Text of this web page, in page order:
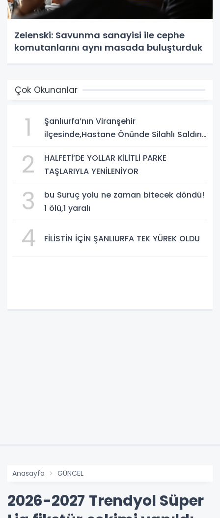
Zelenski: Savunma sanayisi ile cephe
komutanlarını aynı masada buluşturduk
Çok Okunanlar
1
Şanlıurfa’nın Viranşehir
ilçesinde,Hastane Önünde Silahlı Saldırı:
2
HALFETİ’DE YOLLAR KİLİTLİ PARKE
TAŞLARIYLA YENİLENİYOR
3
bu Suruç yolu ne zaman bitecek döndü!
1 ölü,1 yaralı
4 FİLİSTİN İÇİN ŞANLIURFA TEK YÜREK OLDU
Anasayfa GÜNCEL
2026-2027 Trendyol Süper